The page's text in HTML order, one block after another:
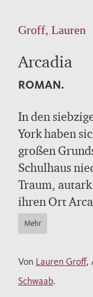
Groff, Lauren
Arcadia
ROMAN.
In den
York haben
großen
Schulhaus
Traum,
ihren Ort
vom
Niedergang
Bit erzählt.
er älter ist,
Mehr
Von Lauren Groff,
Schwaab.